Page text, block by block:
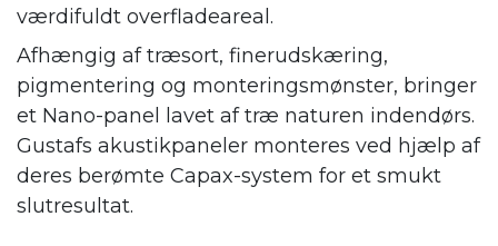
værdifuldt overfladeareal.
Afhængig af træsort, finerudskæring,
pigmentering og monteringsmønster, bringer
et Nano-panel lavet af træ naturen indendørs.
Gustafs akustikpaneler monteres ved hjælp af
deres berømte Capax-system for et smukt
slutresultat.